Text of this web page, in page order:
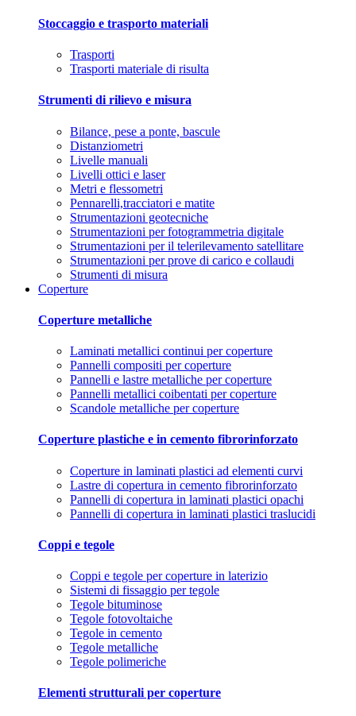
Stoccaggio e trasporto materiali
Trasporti
Trasporti materiale di risulta
Strumenti di rilievo e misura
Bilance, pese a ponte, bascule
Distanziometri
Livelle manuali
Livelli ottici e laser
Metri e flessometri
Pennarelli,tracciatori e matite
Strumentazioni geotecniche
Strumentazioni per fotogrammetria digitale
Strumentazioni per il telerilevamento satellitare
Strumentazioni per prove di carico e collaudi
Strumenti di misura
Coperture
Coperture metalliche
Laminati metallici continui per coperture
Pannelli compositi per coperture
Pannelli e lastre metalliche per coperture
Pannelli metallici coibentati per coperture
Scandole metalliche per coperture
Coperture plastiche e in cemento fibrorinforzato
Coperture in laminati plastici ad elementi curvi
Lastre di copertura in cemento fibrorinforzato
Pannelli di copertura in laminati plastici opachi
Pannelli di copertura in laminati plastici traslucidi
Coppi e tegole
Coppi e tegole per coperture in laterizio
Sistemi di fissaggio per tegole
Tegole bituminose
Tegole fotovoltaiche
Tegole in cemento
Tegole metalliche
Tegole polimeriche
Elementi strutturali per coperture